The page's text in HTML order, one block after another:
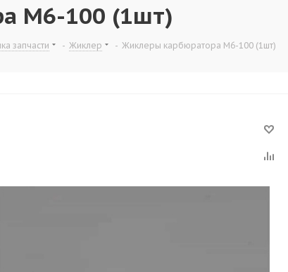
M6-100 (1шт)
запчасти - Жиклер - Жиклеры карбюратора M6-100 (1шт)